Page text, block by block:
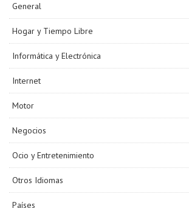
General
Hogar y Tiempo Libre
Informática y Electrónica
Internet
Motor
Negocios
Ocio y Entretenimiento
Otros Idiomas
Países